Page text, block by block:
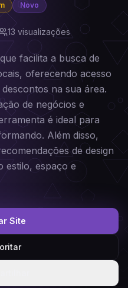
Novo
13 visualizações
facilita a busca de
oferecendo acesso
na sua área.
de negócios e
é ideal para
Além disso,
de design
estilo, espaço e
Site